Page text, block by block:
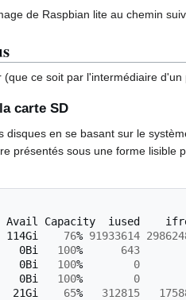
de Raspbian lite au chemin
ce soit par l'intermédiaire
carte SD
disques en se basant sur le
présentés sous une forme
Avail Capacity iused
114Gi 76% 91933614
0Bi 100% 643
0Bi 100% 0
0Bi 100% 0
21Gi 65% 312815